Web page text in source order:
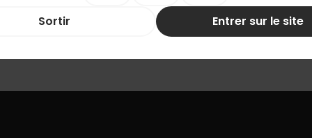
Entrer sur le site
Sortir